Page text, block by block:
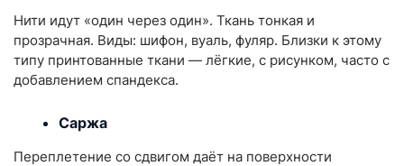
Нити идут «один через один». Ткань тонкая и
прозрачная. Виды: шифон, вуаль, фуляр. Близки к этому
типу принтованные ткани — лёгкие, с рисунком, часто с
добавлением спандекса.
Саржа
Переплетение со сдвигом даёт на поверхности